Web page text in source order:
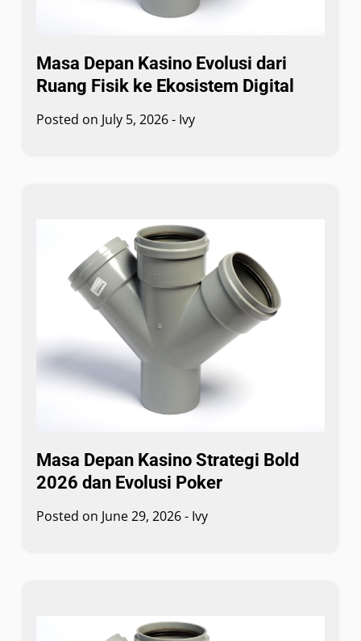
Masa Depan Kasino Evolusi dari
Ruang Fisik ke Ekosistem Digital
Posted on July 5, 2026- Ivy
Masa Depan Kasino Strategi Bold
2026 dan Evolusi Poker
Posted on June 29, 2026- Ivy